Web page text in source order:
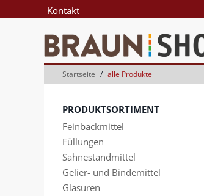
Inhalt
Navigationsmenü
Kontakt
Startseite alle Produkte
PRODUKTSORTIMENT
Feinbackmittel
Füllungen
Sahnestandmittel
Gelier- und Bindemittel
Glasuren